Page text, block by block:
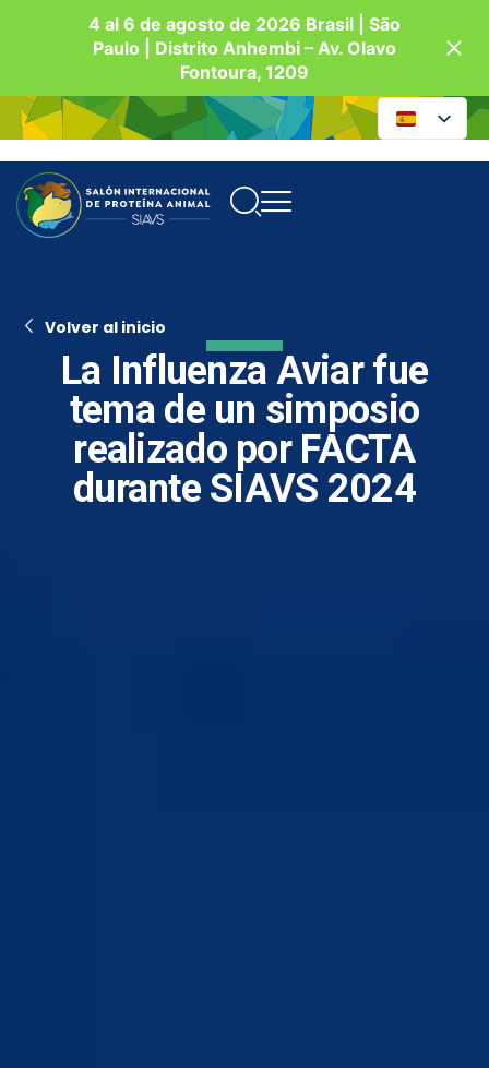
4 al 6 de agosto de 2026 Brasil | São
Paulo | Distrito Anhembi – Av. Olavo
Fontoura, 1209
Volver al inicio
La Influenza Aviar fue
tema de un simposio
realizado por FACTA
durante SIAVS 2024